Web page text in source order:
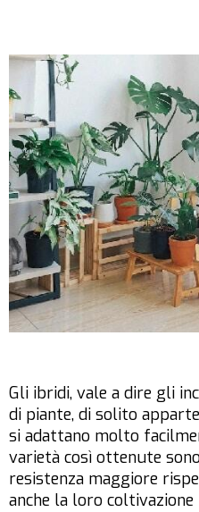
Gli ibridi, vale a dire gli
di piante, di solito
si adattano molto
varietà così ottenute
resistenza maggiore
anche la loro